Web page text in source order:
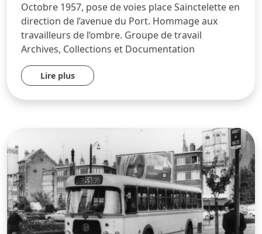
Octobre 1957, pose de voies place Sainctelette en
direction de l’avenue du Port. Hommage aux
travailleurs de l’ombre. Groupe de travail
Archives, Collections et Documentation
Lire plus